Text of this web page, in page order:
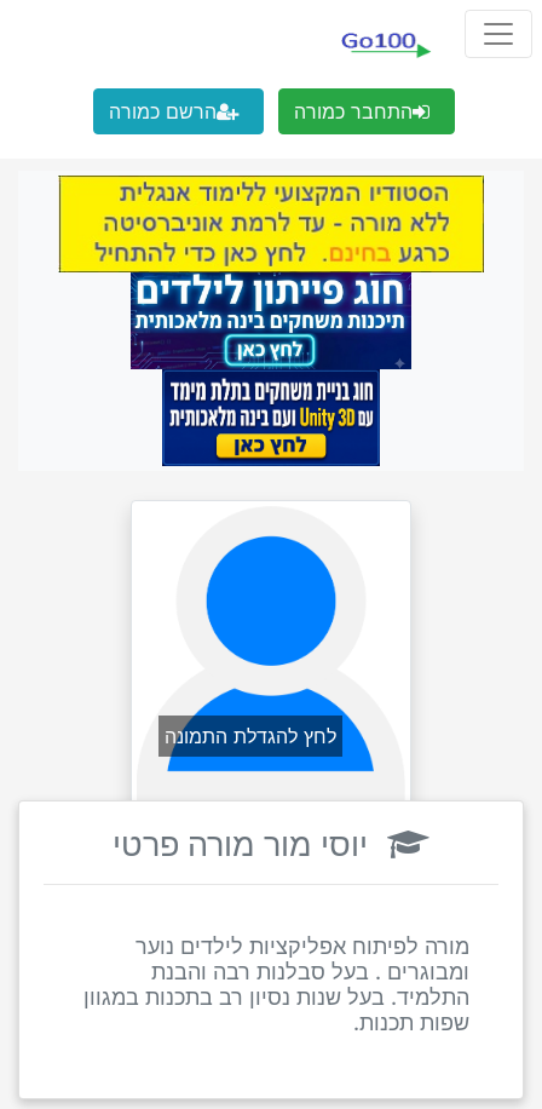
התחבר כמורה הרשם כמורה
לחץ להגדלת התמונה
יוסי מור מורה פרטי
מורה לפיתוח אפליקציות לילדים נוער
ומבוגרים . בעל סבלנות רבה והבנת
התלמיד. בעל שנות נסיון רב בתכנות במגוון
שפות תכנות.